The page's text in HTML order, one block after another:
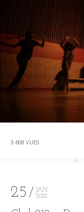
3 608 VUES
25
JAN
2021